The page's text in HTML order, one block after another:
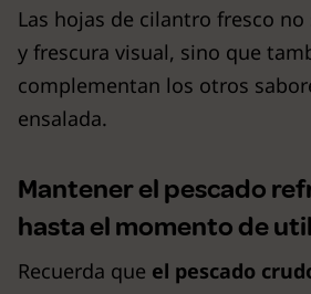
Las hojas de cilantro fresco
y frescura visual, sino que
complementan los otros
ensalada.
Mantener el pescado
hasta el momento de
Recuerda que el pescado